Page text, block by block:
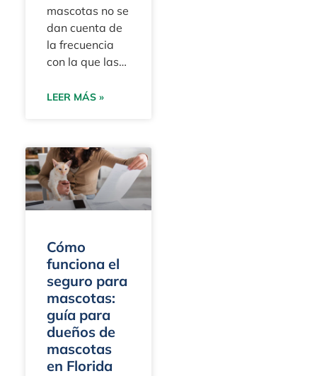
mascotas no se
dan cuenta de
la frecuencia
con la que las
seguros se
«crónico» para
LEER MÁS »
Cómo
funciona el
seguro para
mascotas:
guía para
dueños de
mascotas
en Florida